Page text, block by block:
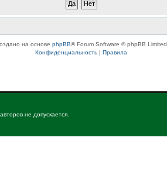
на основеphpBB® Forum Software © phpBB Limited
Конфиденциальность |Правила
не допускается.